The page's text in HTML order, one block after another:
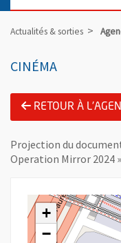
Actualités & sorties
CINÉMA
RETOUR À
Projection du
Operation Mirror 2024 »
+
−